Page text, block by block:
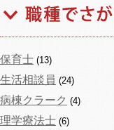
保育士 (13)
生活相談員 (24)
病棟クラーク (4)
理学療法士 (6)